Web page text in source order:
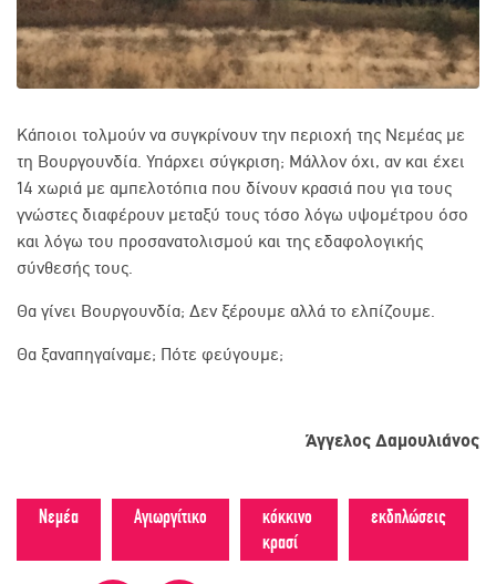
Κάποιοι τολμούν να συγκρίνουν την περιοχή της Νεμέας με
τη Βουργουνδία. Υπάρχει σύγκριση; Μάλλον όχι, αν και έχει
14 χωριά με αμπελοτόπια που δίνουν κρασιά που για τους
γνώστες διαφέρουν μεταξύ τους τόσο λόγω υψομέτρου όσο
και λόγω του προσανατολισμού και της εδαφολογικής
σύνθεσής τους.
Θα γίνει Βουργουνδία; Δεν ξέρουμε αλλά το ελπίζουμε.
Θα ξαναπηγαίναμε; Πότε φεύγουμε;
Άγγελος Δαμουλιάνος
Νεμέα Αγιωργίτικο
κόκκινο
κρασί
εκδηλώσεις